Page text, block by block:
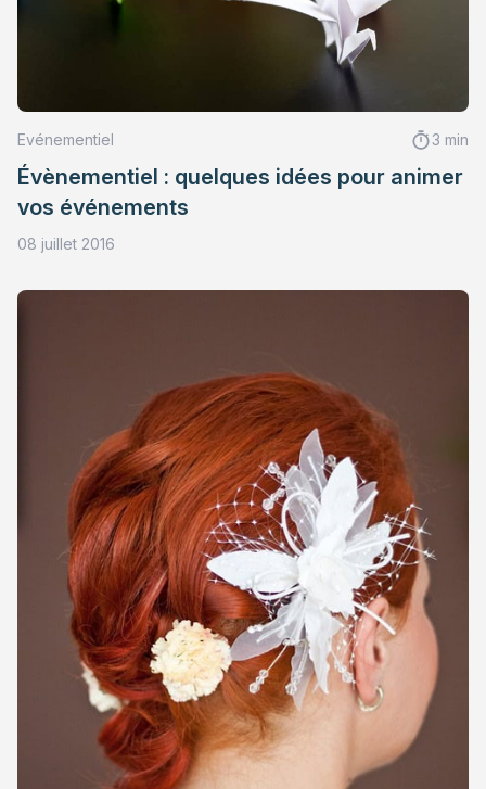
Evénementiel 3 min
Évènementiel : quelques idées pour animer
vos événements
08 juillet 2016